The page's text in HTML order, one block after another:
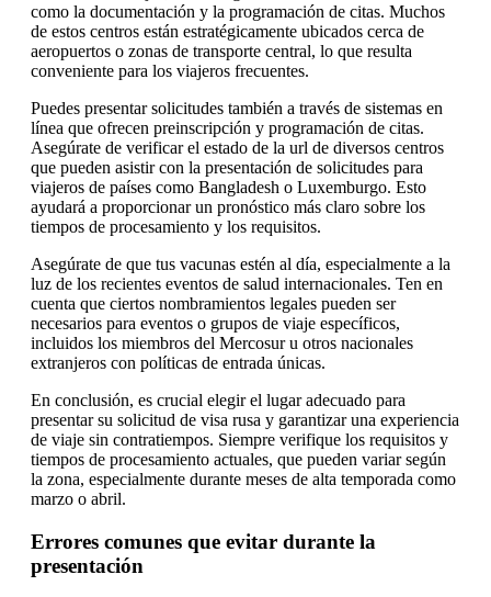
como la documentación y la programación de citas. Muchos
de estos centros están estratégicamente ubicados cerca de
aeropuertos o zonas de transporte central, lo que resulta
conveniente para los viajeros frecuentes.
Puedes presentar solicitudes también a través de sistemas en
línea que ofrecen preinscripción y programación de citas.
Asegúrate de verificar el estado de la url de diversos centros
que pueden asistir con la presentación de solicitudes para
viajeros de países como Bangladesh o Luxemburgo. Esto
ayudará a proporcionar un pronóstico más claro sobre los
tiempos de procesamiento y los requisitos.
Asegúrate de que tus vacunas estén al día, especialmente a la
luz de los recientes eventos de salud internacionales. Ten en
cuenta que ciertos nombramientos legales pueden ser
necesarios para eventos o grupos de viaje específicos,
incluidos los miembros del Mercosur u otros nacionales
extranjeros con políticas de entrada únicas.
En conclusión, es crucial elegir el lugar adecuado para
presentar su solicitud de visa rusa y garantizar una experiencia
de viaje sin contratiempos. Siempre verifique los requisitos y
tiempos de procesamiento actuales, que pueden variar según
la zona, especialmente durante meses de alta temporada como
marzo o abril.
Errores comunes que evitar durante la
presentación